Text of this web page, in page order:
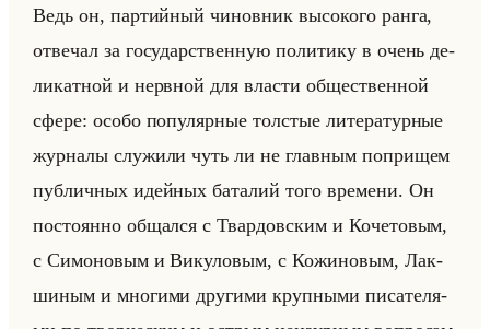
Ведь он, пар­тийный чи­нов­ник вы­со­ко­го ранга,
от­ве­чал за го­су­дар­ствен­ную по­ли­ти­ку в очень де­
ли­кат­ной и нерв­ной для вла­сти об­ще­ствен­ной
сфере: особо по­пу­ляр­ные тол­стые ли­те­ра­тур­ные
жур­на­лы слу­жи­ли чуть ли не глав­ным по­при­щем
пуб­лич­ных идейных ба­та­лий того вре­ме­ни. Он
по­сто­ян­но об­щал­ся с Твар­дов­ским и Ко­че­то­вым,
с Си­мо­но­вым и Ви­ку­ло­вым, с Ко­жи­но­вым, Лак­
ши­ным и мно­ги­ми дру­ги­ми круп­ны­ми пи­са­те­ля­